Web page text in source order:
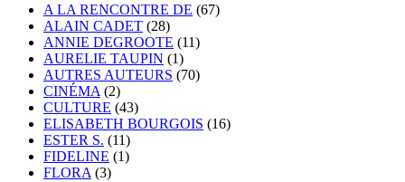
A LA RENCONTRE DE (67)
ALAIN CADET (28)
ANNIE DEGROOTE (11)
AURELIE TAUPIN (1)
AUTRES AUTEURS (70)
CINÉMA (2)
CULTURE (43)
ELISABETH BOURGOIS (16)
ESTER S. (11)
FIDELINE (1)
FLORA (3)